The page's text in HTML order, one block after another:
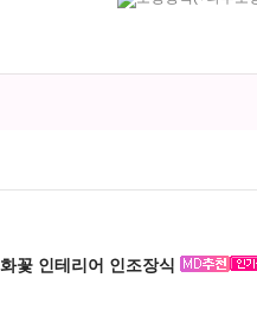
꽃 인테리어 인조장식